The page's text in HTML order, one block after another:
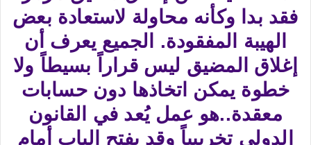
فقد بدا وكأنه محاولة لاستعادة بعض
الهيبة المفقودة. الجميع يعرف أن
إغلاق المضيق ليس قراراً بسيطاً ولا
خطوة يمكن اتخاذها دون حسابات
معقدة..هو عمل يُعد في القانون
الدولي تخريبياً وقد يفتح الباب أمام